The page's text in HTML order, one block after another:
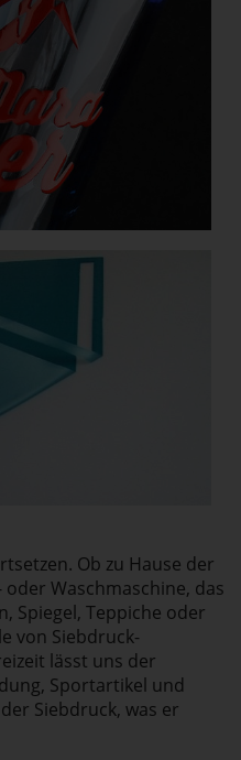
Ob zu Hause der
Wasch­ma­schine, das
Spiegel, Teppiche oder
von Siebdruck-
lässt uns der
, Sport­ar­tikel und
Siebdruck, was er